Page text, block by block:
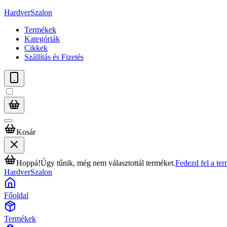
HardverSzalon
Termékek
Kategóriák
Cikkek
Szállítás és Fizetés
Kosár
Hoppá!Úgy tűnik, még nem választottál terméket.Fedezd fel a
HardverSzalon
Főoldal
Termékek